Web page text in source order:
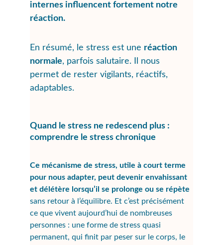
internes influencent fortement notre
réaction.
En résumé, le stress est une réaction
normale, parfois salutaire. Il nous
permet de rester vigilants, réactifs,
adaptables.
Quand le stress ne redescend plus :
comprendre le stress chronique
Ce mécanisme de stress, utile à court terme
pour nous adapter, peut devenir envahissant
et délétère lorsqu’il se prolonge ou se répète
sans retour à l’équilibre. Et c’est précisément
ce que vivent aujourd’hui de nombreuses
personnes : une forme de stress quasi
permanent, qui finit par peser sur le corps, le